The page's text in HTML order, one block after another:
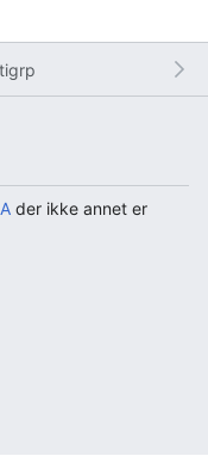
der ikke annet er